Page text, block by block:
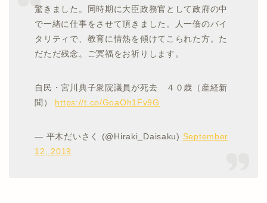
驚きました。同時期に大臣政務官として政府の中
で一緒に仕事をさせて頂きました。人一倍のバイ
タリティで、教育に情熱を傾けてこられた方。た
だただ残念。ご冥福をお祈りします。
自民・宮川典子衆院議員が死去 ４０歳（産経新
聞） https://t.co/GoaOh1Fv9G
— 平木だいさく (@Hiraki_Daisaku) September
12, 2019